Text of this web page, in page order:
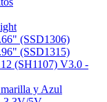
(SSD1306)
(SSD1315)
(SH1107) V3.0 -
y Azul